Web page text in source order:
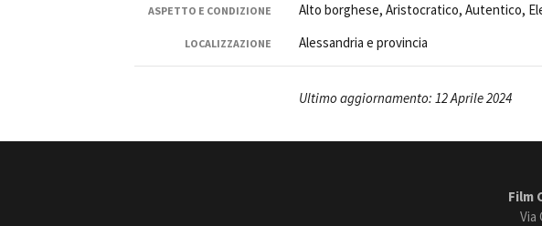
ASPETTO E CONDIZIONE Alto borghese, Aristocratico, Autentico,
LOCALIZZAZIONE Alessandria e provincia
Ultimo aggiornamento: 12 Aprile 2024
Film
Via